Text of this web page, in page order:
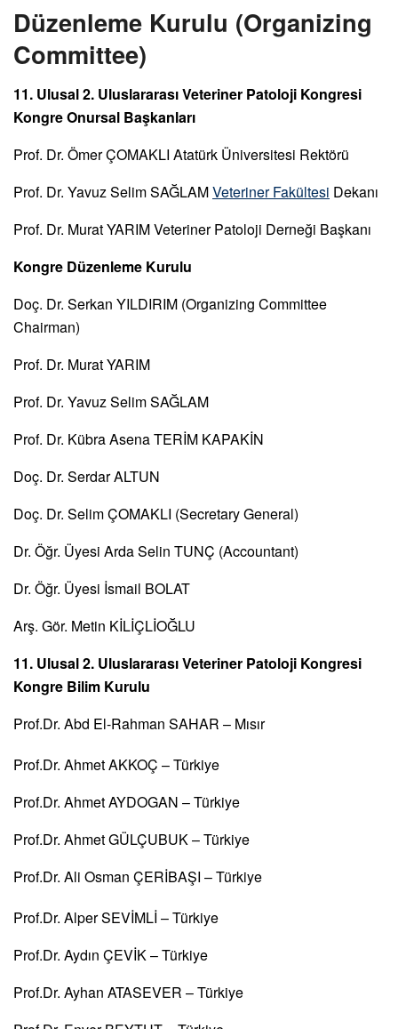
Düzenleme Kurulu (Organizing
Committee)
11. Ulusal 2. Uluslararası Veteriner Patoloji Kongresi
Kongre Onursal Başkanları
Prof. Dr. Ömer ÇOMAKLI Atatürk Üniversitesi Rektörü
Prof. Dr. Yavuz Selim SAĞLAMVeteriner Fakültesi Dekanı
Prof. Dr. Murat YARIM Veteriner Patoloji Derneği Başkanı
Kongre Düzenleme Kurulu
Doç. Dr. Serkan YILDIRIM (Organizing Committee
Chairman)
Prof. Dr. Murat YARIM
Prof. Dr. Yavuz Selim SAĞLAM
Prof. Dr. Kübra Asena TERİM KAPAKİN
Doç. Dr. Serdar ALTUN
Doç. Dr. Selim ÇOMAKLI (Secretary General)
Dr. Öğr. Üyesi Arda Selin TUNÇ (Accountant)
Dr. Öğr. Üyesi İsmail BOLAT
Arş. Gör. Metin KİLİÇLİOĞLU
11. Ulusal 2. Uluslararası Veteriner Patoloji Kongresi
Kongre Bilim Kurulu
Prof.Dr. Abd El-Rahman SAHAR – Mısır
Prof.Dr. Ahmet AKKOÇ – Türkiye
Prof.Dr. Ahmet AYDOGAN – Türkiye
Prof.Dr. Ahmet GÜLÇUBUK – Türkiye
Prof.Dr. Ali Osman ÇERİBAŞI – Türkiye
Prof.Dr. Alper SEVİMLİ – Türkiye
Prof.Dr. Aydın ÇEVİK – Türkiye
Prof.Dr. Ayhan ATASEVER – Türkiye